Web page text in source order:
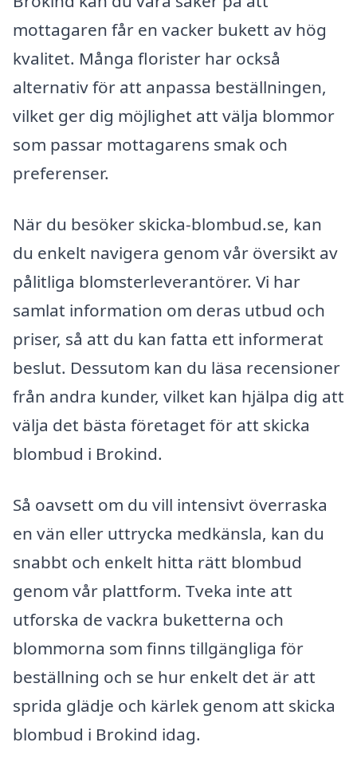
mottagaren får en vacker bukett av hög
kvalitet. Många florister har också
alternativ för att anpassa beställningen,
vilket ger dig möjlighet att välja blommor
som passar mottagarens smak och
preferenser.
När du besöker skicka-blombud.se, kan
du enkelt navigera genom vår översikt av
pålitliga blomsterleverantörer. Vi har
samlat information om deras utbud och
priser, så att du kan fatta ett informerat
beslut. Dessutom kan du läsa recensioner
från andra kunder, vilket kan hjälpa dig att
välja det bästa företaget för att skicka
blombud i Brokind.
Så oavsett om du vill intensivt överraska
en vän eller uttrycka medkänsla, kan du
snabbt och enkelt hitta rätt blombud
genom vår plattform. Tveka inte att
utforska de vackra buketterna och
blommorna som finns tillgängliga för
beställning och se hur enkelt det är att
sprida glädje och kärlek genom att skicka
blombud i Brokind idag.